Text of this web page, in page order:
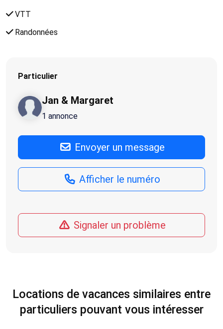
VTT
Randonnées
Particulier
Jan & Margaret
1 annonce
Envoyer un message
Afficher le numéro
Signaler un problème
Locations de vacances similaires entre
particuliers pouvant vous intéresser